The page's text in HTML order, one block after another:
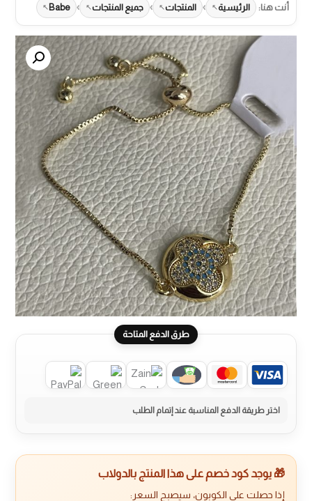
أنت هنا: الرئيسية › المنتجات › جميع المنتجات ›
Babe
طرق الدفع المتاحة
🎁 يوجد كود خصم على هذا المنتج بالدولاب
إذا حصلت على الكوبون، سيصبح السعر: